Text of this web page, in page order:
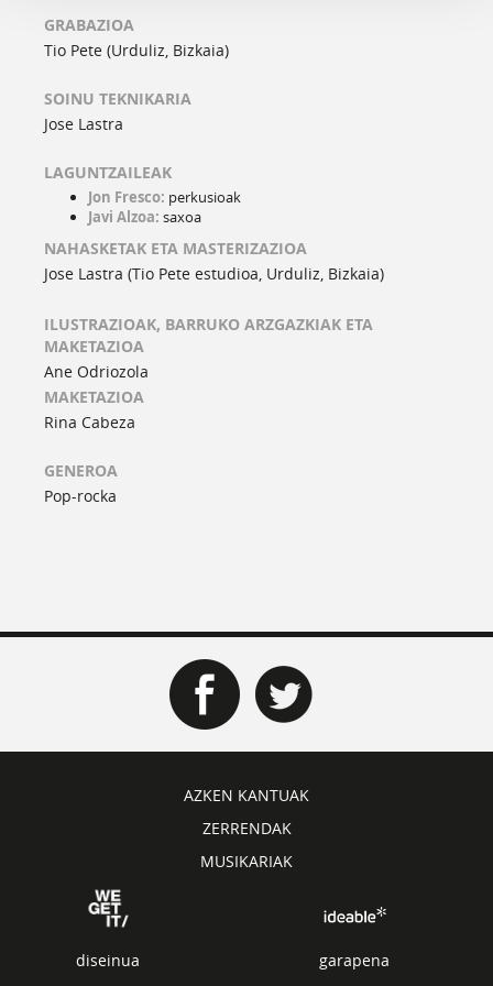
GRABAZIOA
Tio Pete (Urduliz, Bizkaia)
SOINU TEKNIKARIA
Jose Lastra
LAGUNTZAILEAK
Jon Fresco: perkusioak
Javi Alzoa: saxoa
NAHASKETAK ETA MASTERIZAZIOA
Jose Lastra (Tio Pete estudioa, Urduliz, Bizkaia)
ILUSTRAZIOAK, BARRUKO ARZGAZKIAK ETA
MAKETAZIOA
Ane Odriozola
MAKETAZIOA
Rina Cabeza
GENEROA
Pop-rocka
AZKEN KANTUAK
ZERRENDAK
MUSIKARIAK
diseinua garapena